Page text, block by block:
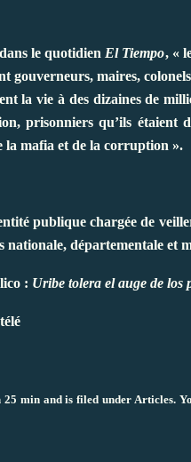
le quotidien El Tiempo, «
gouverneurs, maires,
la vie à des dizaines de
prisonniers qu’ils étaient
la mafia et de la corruption ».
publique chargée de
nationale, départementale et
: Uribe tolera el auge de los
25 min and is filed under Articles.